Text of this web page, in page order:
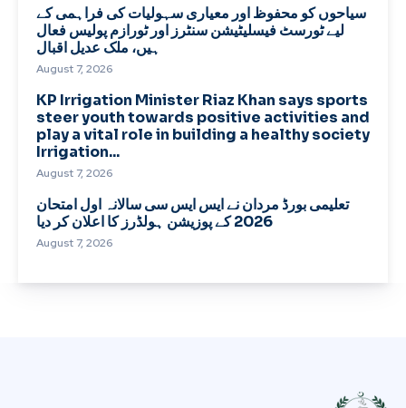
سیاحوں کو محفوظ اور معیاری سہولیات کی فراہمی کے
لیے ٹورسٹ فیسلیٹیشن سنٹرز اور ٹورازم پولیس فعال
ہیں، ملک عدیل اقبال
August 7, 2026
KP Irrigation Minister Riaz Khan says sports
steer youth towards positive activities and
play a vital role in building a healthy society
Irrigation...
August 7, 2026
تعلیمی بورڈ مردان نے ایس ایس سی سالانہ اول امتحان
2026 کے پوزیشن ہولڈرز کا اعلان کر دیا
August 7, 2026